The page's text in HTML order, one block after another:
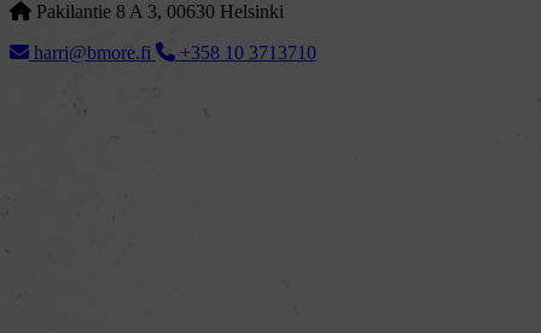
Pakilantie 8 A 3, 00630 Helsinki
harri@bmore.fi
+358 10 3713710